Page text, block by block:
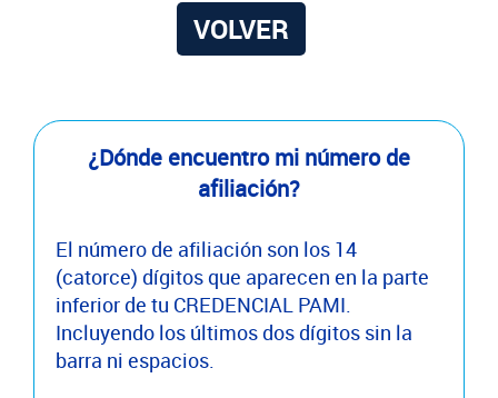
VOLVER
¿Dónde encuentro mi número de
afiliación?
El número de afiliación son los 14
(catorce) dígitos que aparecen en la parte
inferior de tu CREDENCIAL PAMI.
Incluyendo los últimos dos dígitos sin la
barra ni espacios.